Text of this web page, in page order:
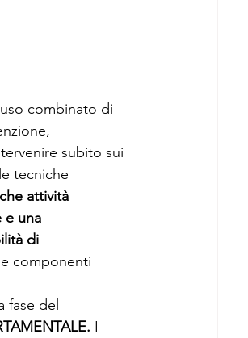
combinato di
subito sui
tecniche
attività
e una
di
componenti
fase del
I